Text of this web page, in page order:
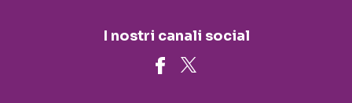
I nostri canali social